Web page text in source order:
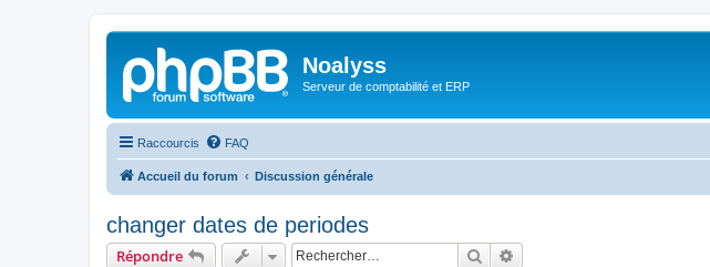
Noalyss
Serveur de comptabilité et ERP
Raccourcis FAQ
Accueil du forum Discussion générale
changer dates de periodes
Répondre Rechercher